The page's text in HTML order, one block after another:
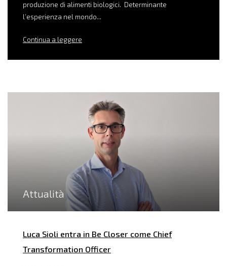
produzione di alimenti biologici. Determinante
l’esperienza nel mondo...
Continua a leggere
Attualità
Luca Sioli entra in Be Closer come Chief
Transformation Officer